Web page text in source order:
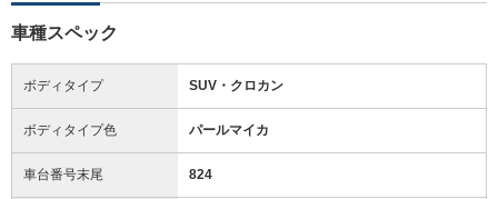
車種スペック
ボディタイプ SUV・クロカン
ボディタイプ色 パールマイカ
車台番号末尾 824